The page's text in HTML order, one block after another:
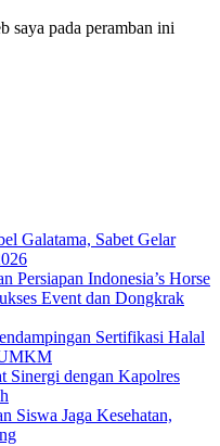
saya pada peramban ini
Galatama, Sabet Gelar
Persiapan Indonesia’s Horse
Event dan Dongkrak
Sertifikasi Halal
Sinergi dengan Kapolres
Siswa Jaga Kesehatan,